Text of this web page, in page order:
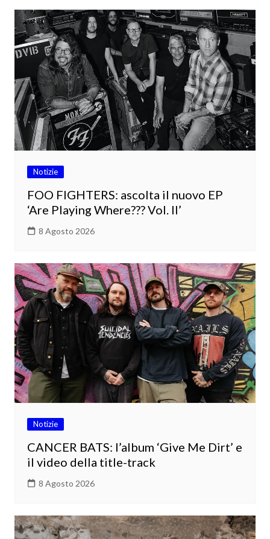
Notizie
FOO FIGHTERS: ascolta il nuovo EP
‘Are Playing Where??? Vol. II’
8 Agosto 2026
Notizie
CANCER BATS: l’album ‘Give Me Dirt’ e
il video della title-track
8 Agosto 2026